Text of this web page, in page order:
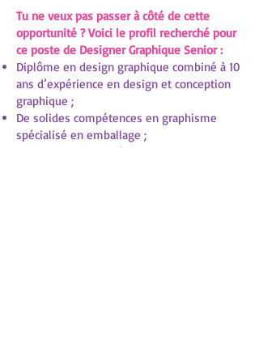
Tu ne veux pas passer à côté de cette
opportunité ? Voici le profil recherché pour
ce poste de Designer Graphique Senior :
Diplôme en design graphique combiné à 10
ans d’expérience en design et conception
graphique ;
De solides compétences en graphisme
spécialisé en emballage ;
Connaissance avancée de la suite Adobe